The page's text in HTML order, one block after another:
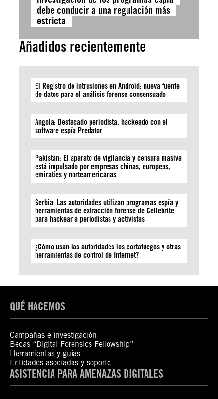
debe conducir a una regulación más
estricta
Añadidos recientemente
El Registro de intrusiones en Android: nueva fuente
de datos para el análisis forense consensuado
Angola: Destacado periodista, hackeado con el
software espía Predator
Pakistán: El aparato de vigilancia y censura masiva
está impulsado por empresas chinas, europeas,
emiratíes y norteamericanas
Serbia: Las autoridades utilizan programas espía y
herramientas de extracción forense de Cellebrite
para hackear a periodistas y activistas
¿Cómo usan las autoridades los cortafuegos y otras
herramientas de control de Internet?
QUÉ HACEMOS
Campañas e investigación
Becas “Digital Forensics Fellowship”
Herramientas y guías
Entidades asociadas y soporte
ASISTENCIA PARA AMENAZAS DIGITALES